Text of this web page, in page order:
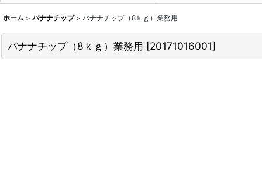
ホーム > バナナチップ > バナナチップ（8ｋｇ）業務用
バナナチップ（8ｋｇ）業務用 [20171016001]